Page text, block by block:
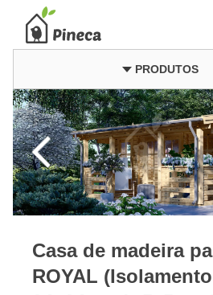
PRODUTOS
Casa de madeira
ROYAL